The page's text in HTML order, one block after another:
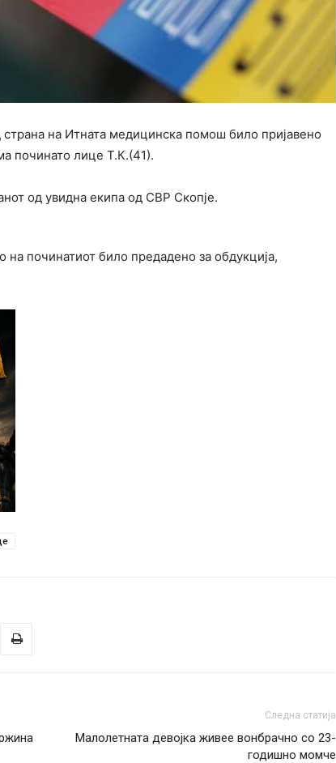
на Итната медицинска помош било пријавено
починато лице Т.К.(41).
од увидна екипа од СВР Скопје.
починатиот било предадено за обдукција,
Следна статија
Малолетната девојка живее вонбрачно со 23-
годишно момче